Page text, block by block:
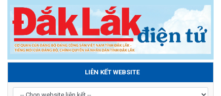
LIÊN KẾT WEBSITE